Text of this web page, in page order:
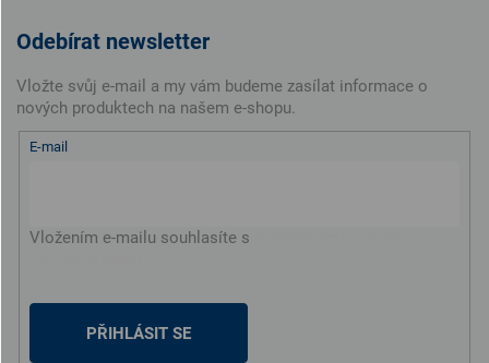
Odebírat newsletter
Vložte svůj e-mail a my vám budeme zasílat informace o
nových produktech na našem e-shopu.
E-mail
Vložením e-mailu souhlasíte s
PŘIHLÁSIT SE